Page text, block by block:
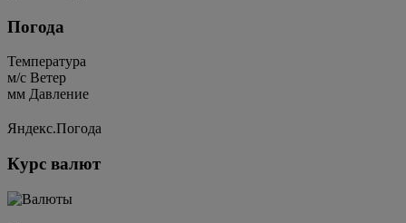
Погода
Температура
м/c Ветер
мм Давление
Яндекс.Погода
Курс валют